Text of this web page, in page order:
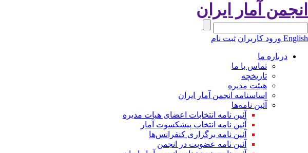
انجمن آمار ایران
English ورود کاربران ثبت نام
درباره ما
تماس با ما
تاریخچه
هیئت مدیره
اساسنامه انجمن آمار ایران
آئین نامه‌ها
آئین نامه انتخابات اعضای هیات مدیره
آئین نامه انتخاب پیشکسوت آمار
آئین نامه برگزاری کنفرانس‌ها
آئین نامه عضویت در انجمن